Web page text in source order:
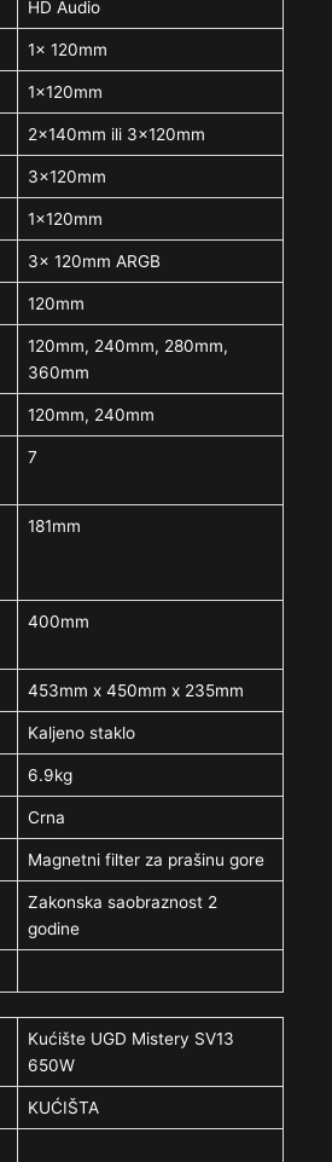
HD Audio
1x 120mm
1x120mm
2x140mm ili 3x120mm
3x120mm
1x120mm
3x 120mm ARGB
120mm
120mm, 240mm, 280mm,
360mm
120mm, 240mm
7
181mm
400mm
453mm x 450mm x 235mm
Kaljeno staklo
6.9kg
Crna
Magnetni filter za prašinu gore
Zakonska saobraznost 2
godine
Kućište UGD Mistery SV13
650W
KUĆIŠTA